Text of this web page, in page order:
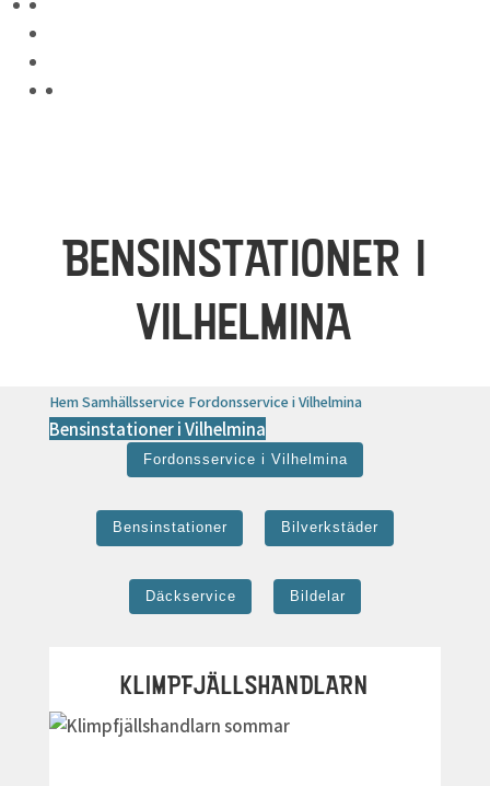
BENSINSTATIONER I
VILHELMINA
HemSamhällsservice Fordonsservice i Vilhelmina
Bensinstationer i Vilhelmina
Fordonsservice i Vilhelmina
Bensinstationer Bilverkstäder
Däckservice Bildelar
KLIMPFJÄLLSHANDLARN